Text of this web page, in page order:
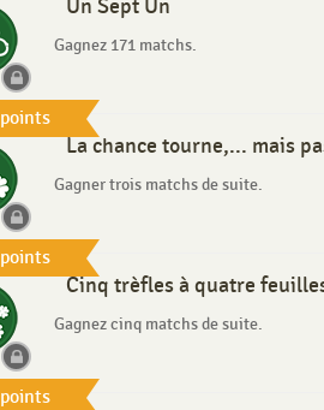
points
Un Sept Un
Gagnez 171 matchs.
points
La chance tourne,... mais
Gagner trois matchs de suite.
points
Cinq trèfles à quatre
Gagnez cinq matchs de suite.